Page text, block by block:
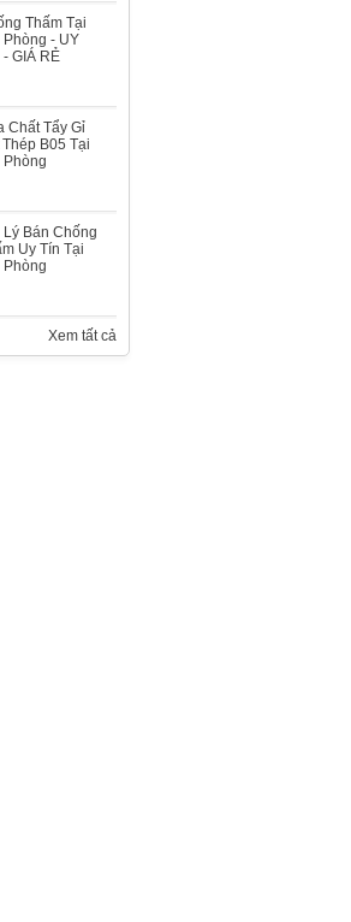
tàu Bến Kiền
STOPER
Thấm Tại
Phòng - UY
- GIÁ RẺ
Chất Tẩy Gỉ
B05 Tại
Phòng
Bán Chống
Uy Tín Tại
Phòng
Xem tất cả